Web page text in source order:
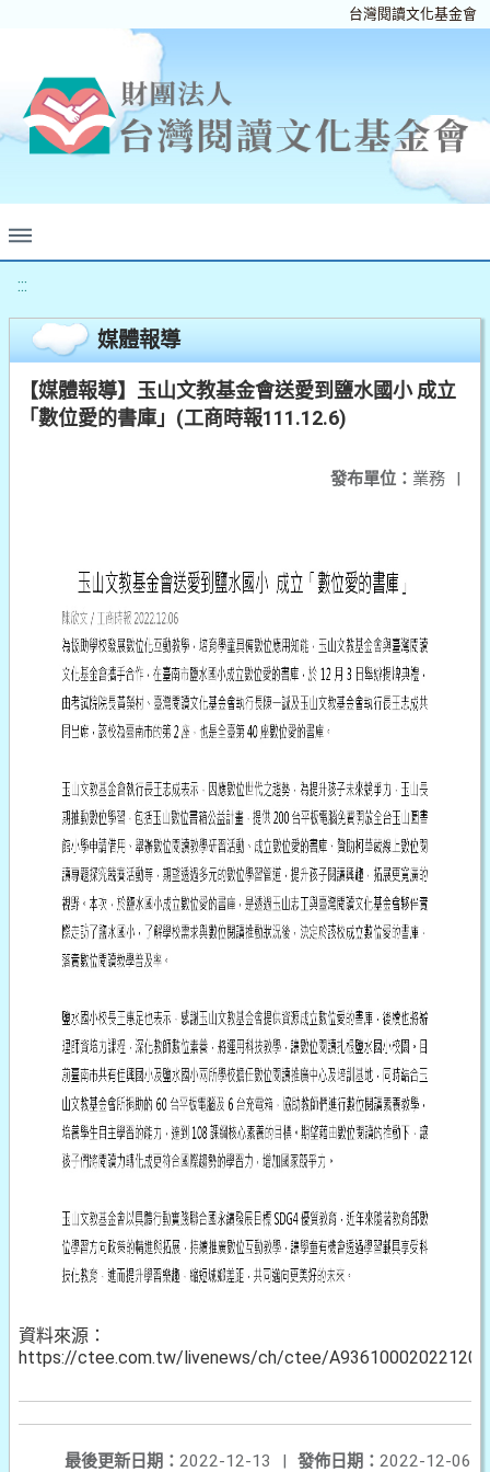
台灣閱讀文化基金會
:::
媒體報導
【媒體報導】玉山文教基金會送愛到鹽水國小 成立
「數位愛的書庫」(工商時報111.12.6)
發布單位： 業務 |
資料來源：
https://ctee.com.tw/livenews/ch/ctee/
發佈日期： 2022-12-06
最後更新日期： 2022-12-13 |